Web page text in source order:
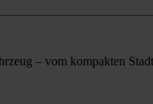
– vom kompakten